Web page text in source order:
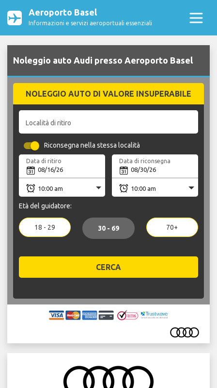
Aeroporto Basel
Informazioni e servizi aeroportuali essenziali
Noleggio auto Audi presso Aeroporto Basel
NOLEGGIO AUTO DI VALORE INSUPERABILE
Località di ritiro
Riconsegna nella stessa località
Data di ritiro Data di riconsegna
Età del guidatore:
18 - 29 30 - 69 70+
CERCA